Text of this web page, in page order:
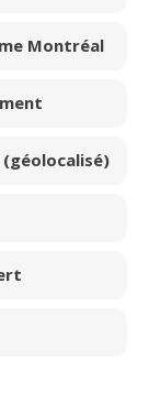
Montréal